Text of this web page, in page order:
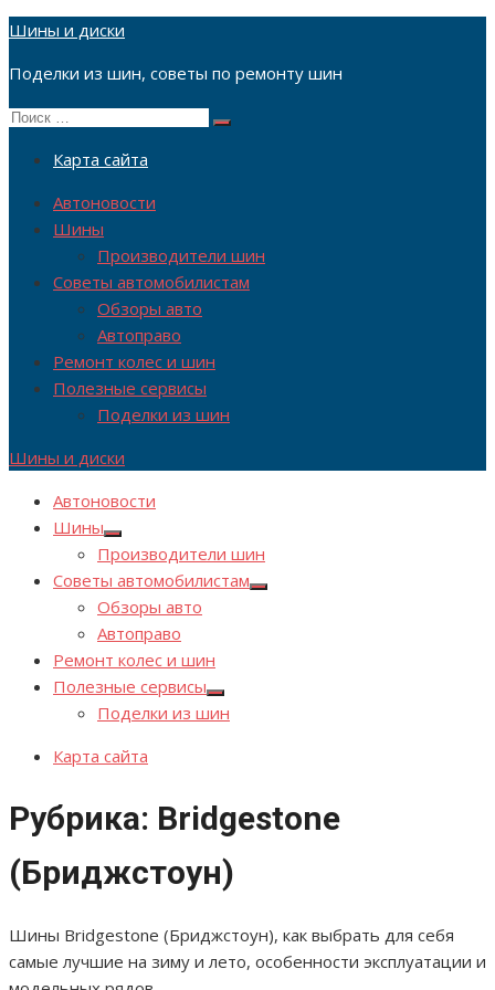
Перейти
содержимому
Шины и диски
Поделки из шин, советы по ремонту шин
Поиск
Поиск
Карта сайта
Автоновости
Шины
Производители шин
Советы автомобилистам
Обзоры авто
Автоправо
Ремонт колес и шин
Полезные сервисы
Поделки из шин
Шины и диски
Автоновости
Шины
Показывать
подменю
Производители шин
Советы автомобилистам
Показывать
Обзоры авто
Автоправо
Ремонт колес и шин
Полезные сервисы
Показывать
подменю
Поделки из шин
Карта сайта
Рубрика: Bridgestone
(Бриджстоун)
Шины Bridgestone (Бриджстоун), как выбрать для себя
самые лучшие на зиму и лето, особенности эксплуатации и